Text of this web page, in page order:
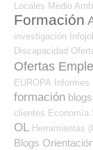
Locales Medio
Formación
investigación
Discapacidad
Ofertas
EUROPA Informes
formación blogs
clientes Economía
OL Herramientas
Blogs